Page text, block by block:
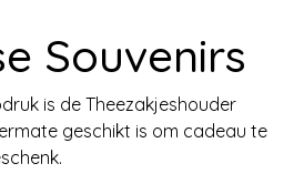
Souvenirs
is de Theezakjeshouder
geschikt is om cadeau te